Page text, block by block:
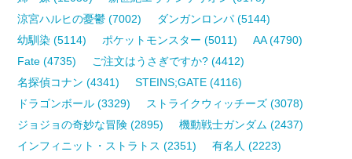
涼宮ハルヒの憂鬱 (7002)
ダンガンロンパ (5144)
幼馴染 (5114)
ポケットモンスター (5011)
AA (4790)
Fate (4735)
ご注文はうさぎですか? (4412)
名探偵コナン (4341)
STEINS;GATE (4116)
ドラゴンボール (3329)
ストライクウィッチーズ (3078)
ジョジョの奇妙な冒険 (2895)
機動戦士ガンダム (2437)
インフィニット・ストラトス (2351)
有名人 (2223)